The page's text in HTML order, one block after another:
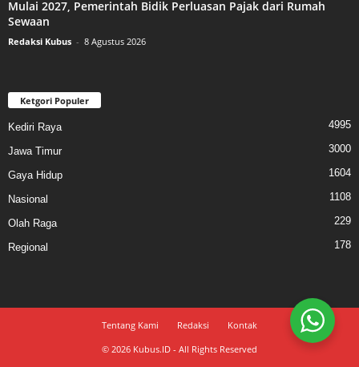
Mulai 2027, Pemerintah Bidik Perluasan Pajak dari Rumah
Sewaan
Redaksi Kubus - 8 Agustus 2026
Ketgori Populer
Kediri Raya 4995
Jawa Timur 3000
Gaya Hidup 1604
Nasional 1108
Olah Raga 229
Regional 178
Tentang Kami Redaksi
Kontak
© 2026 Kubus.ID - All Rights Reserved